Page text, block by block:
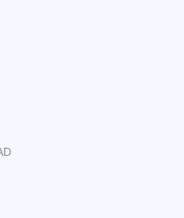
보 보호에 대한 모범 사례에